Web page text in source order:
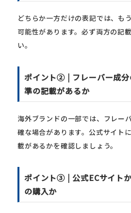
どちらか一方だけの表記では、も
可能性があります。必ず両方の記
い。
ポイント② | フレーバー成
準の記載があるか
海外ブランドの一部では、フレー
確な場合があります。公式サイト
載があるかを確認しましょう。
ポイント③ | 公式ECサイト
の購入か